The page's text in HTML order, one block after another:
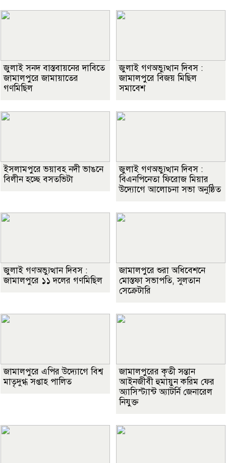
জুলাই সনদ বাস্তবায়নের দাবিতে
জামালপুরে জামায়াতের
গণমিছিল
জুলাই গণঅভ্যুত্থান দিবস :
জামালপুরে বিজয় মিছিল
সমাবেশ
ইসলামপুরে ভয়াবহ নদী ভাঙনে
বিলীন হচ্ছে বসতভিটা
জুলাই গণঅভ্যুত্থান দিবস :
বিএনপিনেতা ফিরোজ মিয়ার
উদ্যোগে আলোচনা সভা অনুষ্ঠিত
জুলাই গণঅভ্যুত্থান দিবস :
জামালপুরে ১১ দলের গণমিছিল
জামালপুরে শুরা অধিবেশনে
মোস্তফা সভাপতি, সুলতান
সেক্রেটারি
জামালপুরে এপির উদ্যোগে বিশ্ব
মাতৃদুগ্ধ সপ্তাহ পালিত
জামালপুরের কৃতী সন্তান
আইনজীবী হুমায়ুন করিম ফের
অ্যাসিস্ট্যান্ট অ্যাটর্নি জেনারেল
নিযুক্ত